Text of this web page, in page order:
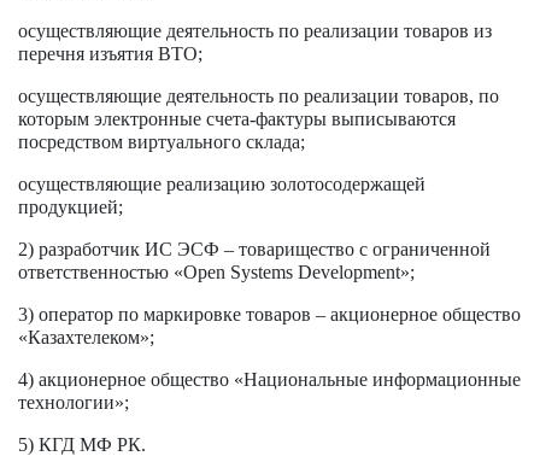
осуществляющие деятельность по реализации товаров из
перечня изъятия ВТО;
осуществляющие деятельность по реализации товаров, по
которым электронные счета-фактуры выписываются
посредством виртуального склада;
осуществляющие реализацию золотосодержащей
продукцией;
2) разработчик ИС ЭСФ – товарищество с ограниченной
ответственностью «Open Systems Development»;
3) оператор по маркировке товаров – акционерное общество
«Казахтелеком»;
4) акционерное общество «Национальные информационные
технологии»;
5) КГД МФ РК.